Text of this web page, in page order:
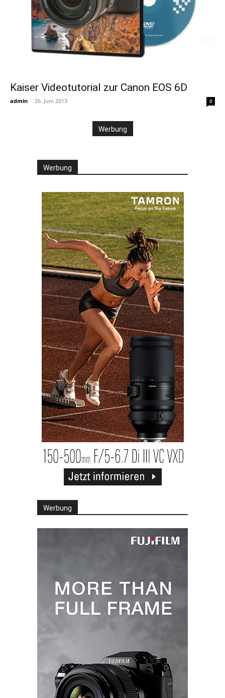
Kaiser Videotutorial zur Canon EOS 6D
admin - 26. Juni 2013 0
Werbung
Werbung
Werbung